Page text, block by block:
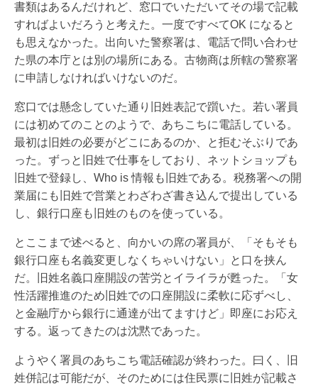
書類はあるんだけれど、窓口でいただいてその場で記載
すればよいだろうと考えた。一度ですべてOK になると
も思えなかった。出向いた警察署は、電話で問い合わせ
た県の本庁とは別の場所にある。古物商は所轄の警察署
に申請しなければいけないのだ。
窓口では懸念していた通り旧姓表記で躓いた。若い署員
には初めてのことのようで、あちこちに電話している。
最初は旧姓の必要がどこにあるのか、と拒むそぶりであ
った。ずっと旧姓で仕事をしており、ネットショップも
旧姓で登録し、Who is 情報も旧姓である。税務署への開
業届にも旧姓で営業とわざわざ書き込んで提出している
し、銀行口座も旧姓のものを使っている。
とここまで述べると、向かいの席の署員が、「そもそも
銀行口座も名義変更しなくちゃいけない」と口を挟ん
だ。旧姓名義口座開設の苦労とイライラが甦った。「女
性活躍推進のため旧姓での口座開設に柔軟に応ずべし、
と金融庁から銀行に通達が出てますけど」即座にお応え
する。返ってきたのは沈黙であった。
ようやく署員のあちこち電話確認が終わった。曰く、旧
姓併記は可能だが、そのためには住民票に旧姓が記載さ